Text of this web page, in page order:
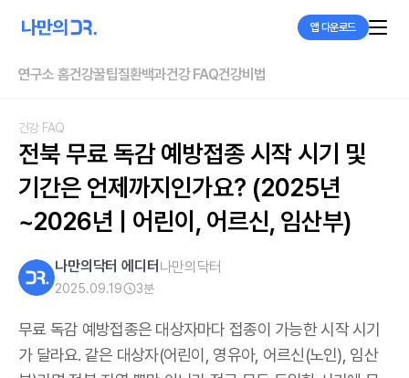
앱 다운로드
연구소 홈건강꿀팁질환백과건강 FAQ건강비법
건강 FAQ
전북 무료 독감 예방접종 시작 시기 및
기간은 언제까지인가요? (2025년
~2026년 | 어린이, 어르신, 임산부)
나만의닥터 에디터 나만의닥터
2025.09.19 3분
무료 독감 예방접종은 대상자마다 접종이 가능한 시작 시기
가 달라요. 같은 대상자(어린이, 영유아, 어르신(노인), 임산